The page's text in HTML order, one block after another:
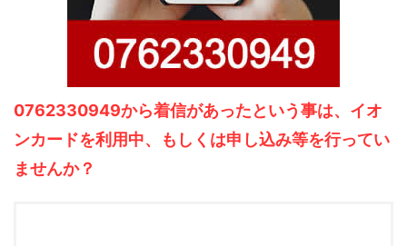
0762330949から着信があったという事は、イオ
ンカードを利用中、もしくは申し込み等を行ってい
ませんか？